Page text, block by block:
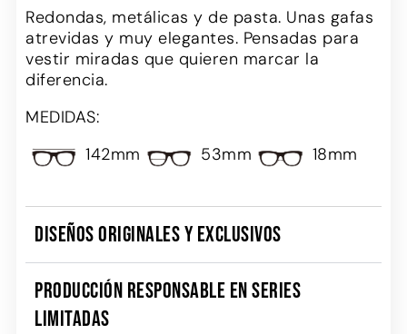
Redondas, metálicas y de pasta. Unas gafas
atrevidas y muy elegantes. Pensadas para
vestir miradas que quieren marcar la
diferencia.
MEDIDAS:
142mm
53mm 18mm
DISEÑOS ORIGINALES Y EXCLUSIVOS
PRODUCCIÓN RESPONSABLE EN SERIES
LIMITADAS